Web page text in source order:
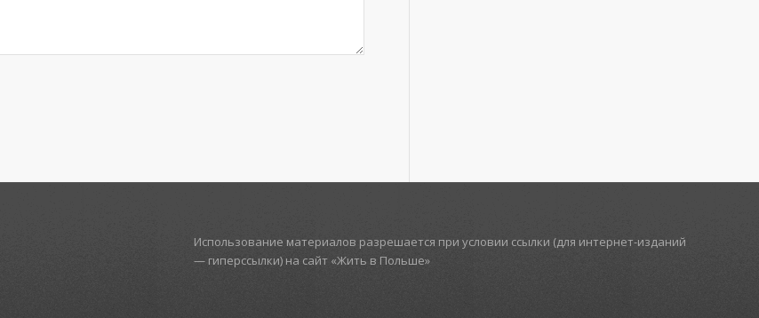
Использование материалов разрешается при условии ссылки (для интернет-изданий
— гиперссылки) на сайт «Жить в Польше»